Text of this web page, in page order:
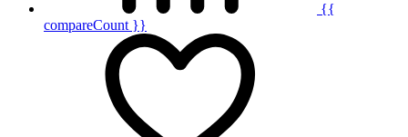
{{
compareCount }}